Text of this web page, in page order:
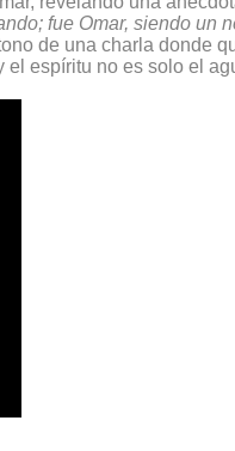
fue Omar, siendo un
de una charla donde
espíritu no es solo el